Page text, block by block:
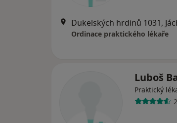
Dukelských hrdinů 1031,
Ordinace praktického lékaře
Luboš
Praktický